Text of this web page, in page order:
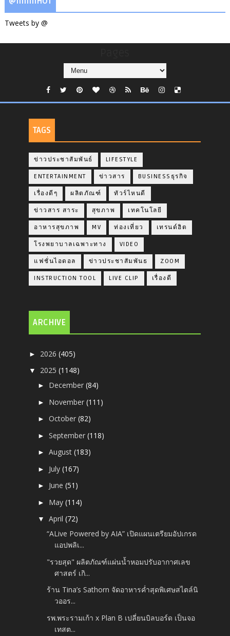
Tweets by @
TAGS
ข่าวประชาสัมพันธ์ LIFESTYLE
ENTERTAINMENT ข่าวสาร BUSINESSธุรกิจ
เรื่องดีๆ ผลิตภัณฑ์ ทัวร์ไหนดี
ข่าวสาร สาระ สุขภาพ เทคโนโลยี
อาหารสุขภาพ MV ท่องเที่ยว เทรนด์ฮิต
โรงพยาบาลเฉพาะทาง VIDEO
แฟชั่นไอดอล ข่าวประชาสัมพันธ ZOOM
INSTRUCTION TOOL LIVE CLIP เรื่องดี
ARCHIVE
► 2026(405)
▼ 2025(1148)
► December(84)
► November(111)
►October(82)
►September(118)
►August(183)
► July(167)
► June(51)
► May(114)
▼April(72)
“ALive Powered by AIA” เปิดแผนเตรียมอัปเกรด
แอปพลิเ...
"รวยสุด" ผลิตภัณฑ์แผ่นน้ำหอมปรับอากาศเลข
ศาสตร์ เกิ...
ร้าน Tina’s Sathorn จัดอาหารค่ำสุดพิเศษสไตล์นิ
วออร...
รพ.พระรามเก้า x Plan B เปลี่ยนบิลบอร์ด เป็นจอ
เทสต...